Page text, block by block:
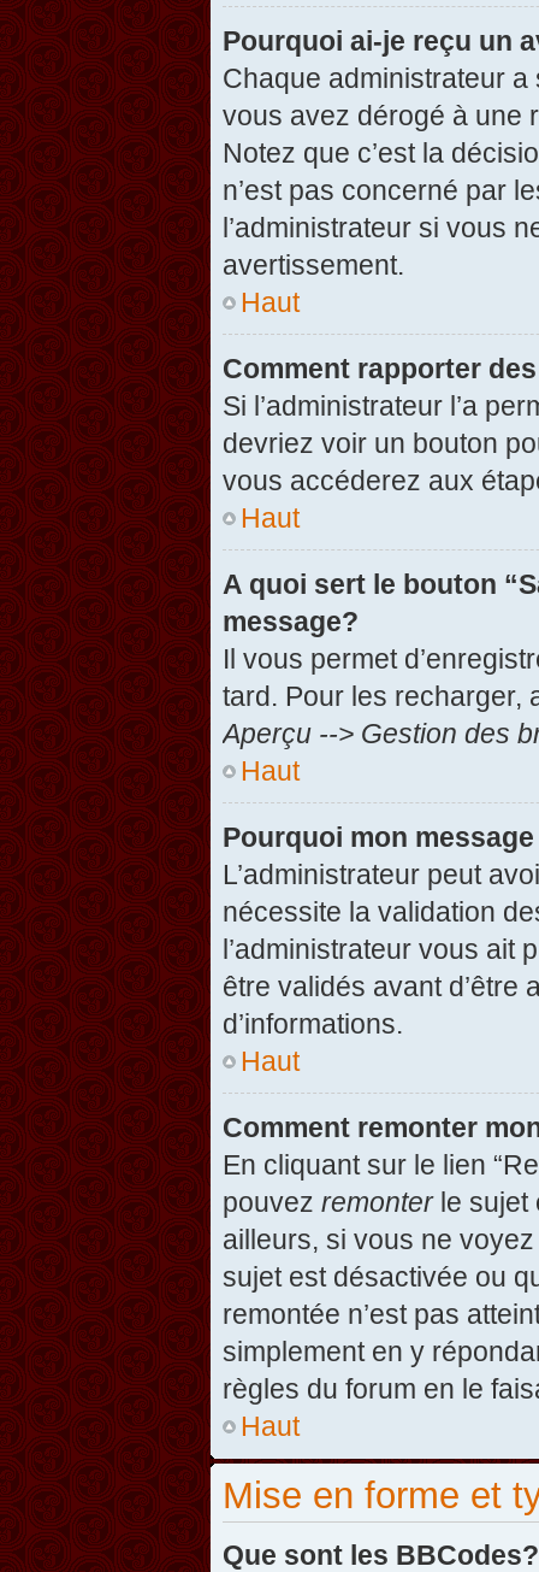
Pourquoi ai-je reçu un
Chaque administrateur
vous avez dérogé à une
Notez que c’est la
n’est pas concerné par
l’administrateur si vous
avertissement.
Haut
Comment rapporter
Si l’administrateur l’a
devriez voir un bouton
vous accéderez aux
Haut
A quoi sert le bouton
message?
Il vous permet
tard. Pour les recharger,
Aperçu --> Gestion des
Haut
Pourquoi mon
L’administrateur peut
nécessite la validation
l’administrateur vous ait
être validés avant d’être
d’informations.
Haut
Comment remonter
En cliquant sur le lien
pouvez remonterle sujet
ailleurs, si vous ne
sujet est désactivée ou
remontée n’est pas
simplement en y
règles du forum en le
Haut
Mise en forme et
Que sont les BBCodes?